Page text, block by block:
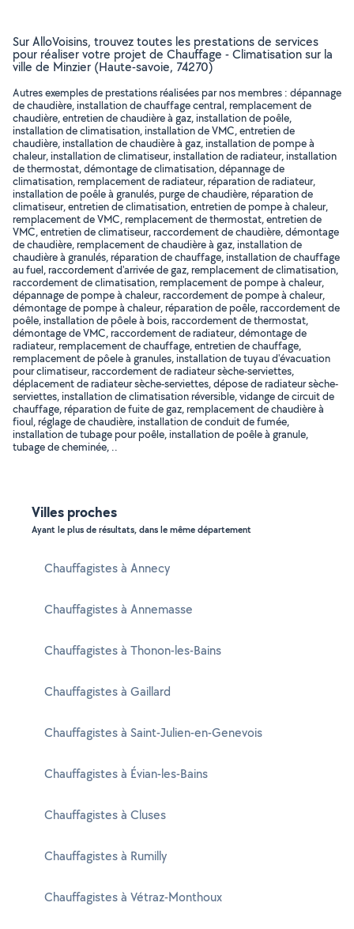
Sur AlloVoisins, trouvez toutes les prestations de services
pour réaliser votre projet de Chauffage - Climatisation sur la
ville de Minzier (Haute-savoie, 74270)
Autres exemples de prestations réalisées par nos membres : dépannage
de chaudière, installation de chauffage central, remplacement de
chaudière, entretien de chaudière à gaz, installation de poêle,
installation de climatisation, installation de VMC, entretien de
chaudière, installation de chaudière à gaz, installation de pompe à
chaleur, installation de climatiseur, installation de radiateur, installation
de thermostat, démontage de climatisation, dépannage de
climatisation, remplacement de radiateur, réparation de radiateur,
installation de poêle à granulés, purge de chaudière, réparation de
climatiseur, entretien de climatisation, entretien de pompe à chaleur,
remplacement de VMC, remplacement de thermostat, entretien de
VMC, entretien de climatiseur, raccordement de chaudière, démontage
de chaudière, remplacement de chaudière à gaz, installation de
chaudière à granulés, réparation de chauffage, installation de chauffage
au fuel, raccordement d'arrivée de gaz, remplacement de climatisation,
raccordement de climatisation, remplacement de pompe à chaleur,
dépannage de pompe à chaleur, raccordement de pompe à chaleur,
démontage de pompe à chaleur, réparation de poêle, raccordement de
poêle, installation de pôele à bois, raccordement de thermostat,
démontage de VMC, raccordement de radiateur, démontage de
radiateur, remplacement de chauffage, entretien de chauffage,
remplacement de pôele à granules, installation de tuyau d'évacuation
pour climatiseur, raccordement de radiateur sèche-serviettes,
déplacement de radiateur sèche-serviettes, dépose de radiateur sèche-
serviettes, installation de climatisation réversible, vidange de circuit de
chauffage, réparation de fuite de gaz, remplacement de chaudière à
fioul, réglage de chaudière, installation de conduit de fumée,
installation de tubage pour poêle, installation de poêle à granule,
tubage de cheminée, ..
Villes proches
Ayant le plus de résultats, dans le même département
Chauffagistes à Annecy
Chauffagistes à Annemasse
Chauffagistes à Thonon-les-Bains
Chauffagistes à Gaillard
Chauffagistes à Saint-Julien-en-Genevois
Chauffagistes à Évian-les-Bains
Chauffagistes à Cluses
Chauffagistes à Rumilly
Chauffagistes à Vétraz-Monthoux